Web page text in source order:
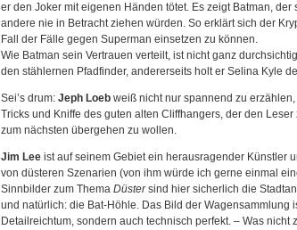
er den Joker mit eigenen Händen tötet. Es zeigt Batman, der
andere nie in Betracht ziehen würden. So erklärt sich der
Fall der Fälle gegen Superman einsetzen zu können.
Wie Batman sein Vertrauen verteilt, ist nicht ganz
den stählernen Pfadfinder, andererseits holt er Selina Kyle
Sei’s drum: Jeph Loeb weiß nicht nur spannend zu
Tricks und Kniffe des guten alten Cliffhangers, der den
zum nächsten übergehen zu wollen.
Jim Lee ist auf seinem Gebiet ein herausragender Künstler
von düsteren Szenarien (von ihm würde ich gerne einmal
Sinnbilder zum Thema Düstersind hier sicherlich die
und natürlich: die Bat-Höhle. Das Bild der Wagensammlung
Detailreichtum, sondern auch technisch perfekt. – Was nicht